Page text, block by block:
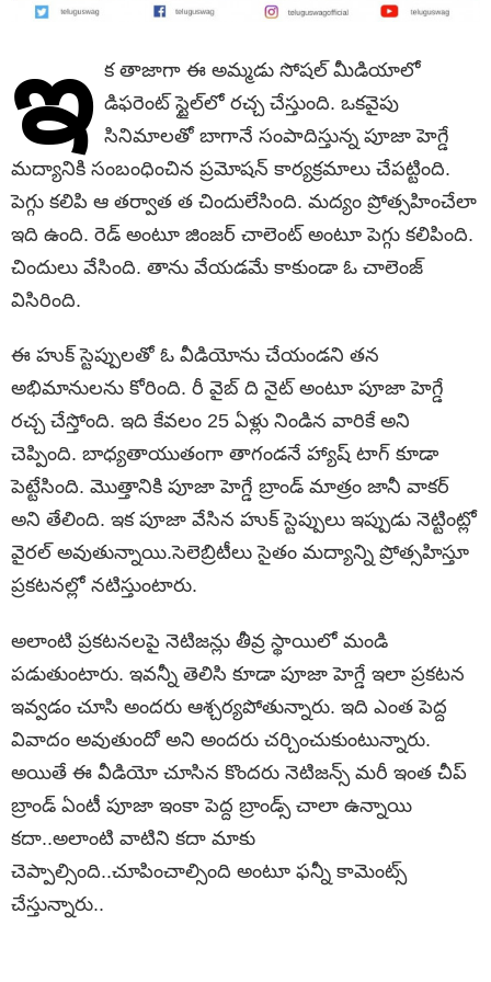
ఇ క తాజాగా ఈ అమ్మ‌డు సోష‌ల్ మీడియాలో
డిఫ‌రెంట్ స్టైల్‌లో ర‌చ్చ చేస్తుంది. ఒక‌వైపు
సినిమాల‌తో బాగానే సంపాదిస్తున్న పూజా హెగ్డే
మ‌ద్యానికి సంబంధించిన ప్ర‌మోష‌న్ కార్య‌క్ర‌మాలు చేప‌ట్టింది.
పెగ్గు క‌లిపి ఆ త‌ర్వాత త చిందులేసింది. మ‌ద్యం ప్రోత్స‌హించేలా
ఇది ఉంది. రెడ్ అంటూ జింజర్ చాలెంట్ అంటూ పెగ్గు కలిపింది.
చిందులు వేసింది. తాను వేయడమే కాకుండా ఓ చాలెంజ్
విసిరింది.
ఈ హుక్ స్టెప్పులతో ఓ వీడియోను చేయండని తన
అభిమానులను కోరింది. రీ వైబ్ ది నైట్ అంటూ పూజా హెగ్డే
రచ్చ చేస్తోంది. ఇది కేవలం 25 ఏళ్లు నిండిన వారికే అని
చెప్పింది. బాధ్యతాయుతంగా తాగండనే హ్యాష్ టాగ్ కూడా
పెట్టేసింది. మొత్తానికి పూజా హెగ్డే బ్రాండ్ మాత్రం జానీ వాకర్
అని తేలింది. ఇక పూజా వేసిన హుక్ స్టెప్పులు ఇప్పుడు నెట్టింట్లో
వైరల్ అవుతున్నాయి.సెలెబ్రిటీలు సైతం మద్యాన్ని ప్రోత్సహిస్తూ
ప్రకటనల్లో నటిస్తుంటారు.
అలాంటి ప్రకటనలపై నెటిజన్లు తీవ్ర స్థాయిలో మండి
పడుతుంటారు. ఇవ‌న్నీ తెలిసి కూడా పూజా హెగ్డే ఇలా ప్ర‌క‌ట‌న
ఇవ్వ‌డం చూసి అంద‌రు ఆశ్చ‌ర్య‌పోతున్నారు. ఇది ఎంత పెద్ద
వివాదం అవుతుందో అని అంద‌రు చ‌ర్చించుకుంటున్నారు.
అయితే ఈ వీడియో చూసిన కొందరు నెటిజన్స్ మరీ ఇంత చీప్
బ్రాండ్ ఏంటీ పూజా ఇంకా పెద్ద బ్రాండ్స్ చాలా ఉన్నాయి
కదా..అలాంటి వాటిని కదా మాకు
చెప్పాల్సింది..చూపించాల్సింది అంటూ ఫన్నీ కామెంట్స్
చేస్తున్నారు..